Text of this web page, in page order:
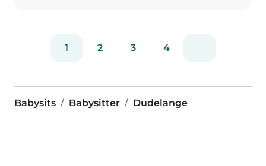
1 2 3 4
Babysits Babysitter Dudelange